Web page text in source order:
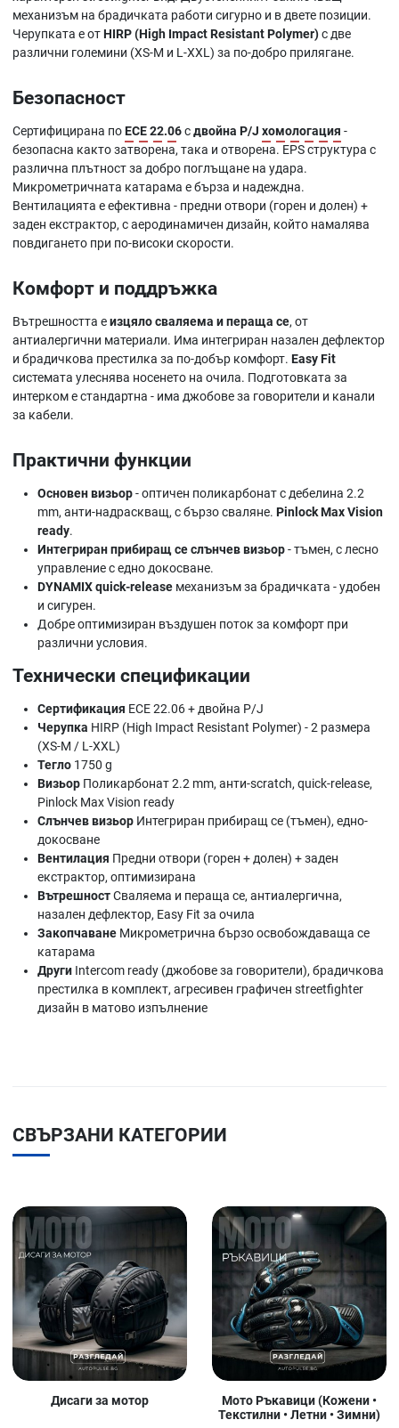
механизъм на брадичката работи сигурно и в двете позиции.
Черупката е отHIRP (High Impact Resistant Polymer)с две
различни големини (XS-M и L-XXL) за по-добро прилягане.
Безопасност
Сертифицирана поECE 22.06сдвойна P/J хомологация -
безопасна както затворена, така и отворена. EPS структура с
различна плътност за добро поглъщане на удара.
Микрометричната катарама е бърза и надеждна.
Вентилацията е ефективна - предни отвори (горен и долен) +
заден екстрактор, с аеродинамичен дизайн, който намалява
повдигането при по-високи скорости.
Комфорт и поддръжка
Вътрешността еизцяло сваляема и пераща се, от
антиалергични материали. Има интегриран назален дефлектор
и брадичкова престилка за по-добър комфорт. Easy Fit
системата улеснява носенето на очила. Подготовката за
интерком е стандартна - има джобове за говорители и канали
за кабели.
Практични функции
Основен визьор- оптичен поликарбонат с дебелина 2.2
mm, анти-надраскващ, с бързо сваляне. Pinlock Max Vision
ready.
Интегриран прибиращ се слънчев визьор- тъмен, с лесно
управление с едно докосване.
DYNAMIX quick-release механизъм за брадичката - удобен
и сигурен.
Добре оптимизиран въздушен поток за комфорт при
различни условия.
Технически спецификации
Сертификация ECE 22.06 + двойна P/J
Черупка HIRP (High Impact Resistant Polymer) - 2 размера
(XS-M / L-XXL)
Тегло 1750 g
Визьор Поликарбонат 2.2 mm, анти-scratch, quick-release,
Pinlock Max Vision ready
Слънчев визьор Интегриран прибиращ се (тъмен), едно-
докосване
Вентилация Предни отвори (горен + долен) + заден
екстрактор, оптимизирана
ВътрешностСваляема и пераща се, антиалергична,
назален дефлектор, Easy Fit за очила
Закопчаване Микрометрична бързо освобождаваща се
катарама
Други Intercom ready (джобове за говорители), брадичкова
престилка в комплект, агресивен графичен streetfighter
дизайн в матово изпълнение
СВЪРЗАНИ КАТЕГОРИИ
Дисаги за мотор
Мото Ръкавици (Кожени •
Текстилни • Летни • Зимни)